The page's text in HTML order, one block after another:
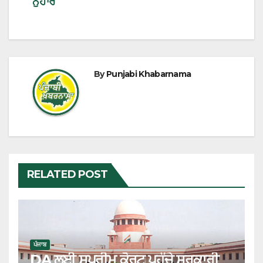
ByPunjabi Khabarnama
RELATED POST
ਪੰਜਾਬ